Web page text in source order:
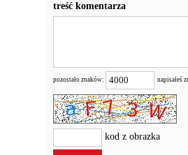
treść komentarza
pozostało znaków: napisałeś
kod z obrazka